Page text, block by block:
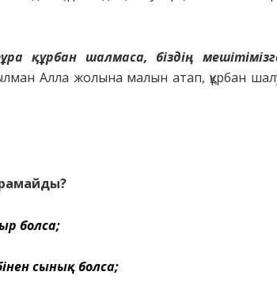
құрбан шалмаса, біздің
Алла жолына малын атап, құрбан
болса;
сынық болса;